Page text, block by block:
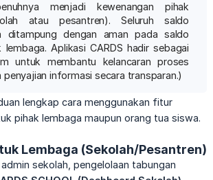
menjadi kewenangan pihak
atau pesantren). Seluruh saldo
ditampung dengan aman pada saldo
lembaga. Aplikasi CARDS hadir sebagai
untuk membantu kelancaran proses
informasi secara transparan.)
lengkap cara menggunakan fitur
pihak lembaga maupun orang tua siswa.
Lembaga (Sekolah/Pesantren)
sekolah, pengelolaan tabungan